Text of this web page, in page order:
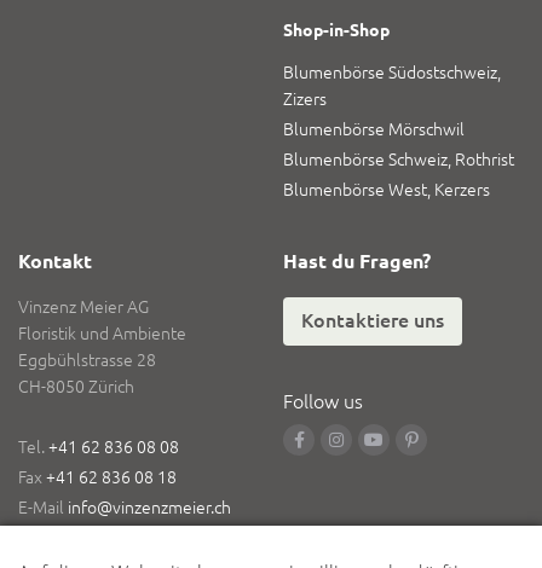
Shop-in-Shop
Blumenbörse Südostschweiz,
Zizers
Blumenbörse Mörschwil
Blumenbörse Schweiz, Rothrist
Blumenbörse West, Kerzers
Kontakt
Vinzenz Meier AG
Floristik und Ambiente
Eggbühlstrasse 28
CH-8050 Zürich
Tel.+41 62 836 08 08
Fax +41 62 836 08 18
E-Mail info@vinzenzmeier.ch
Hast du Fragen?
Kontaktiere uns
Follow us